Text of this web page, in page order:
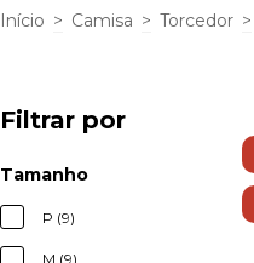
Início > Camisa > Torcedor >
Filtrar por
Tamanho
P (9)
M (9)